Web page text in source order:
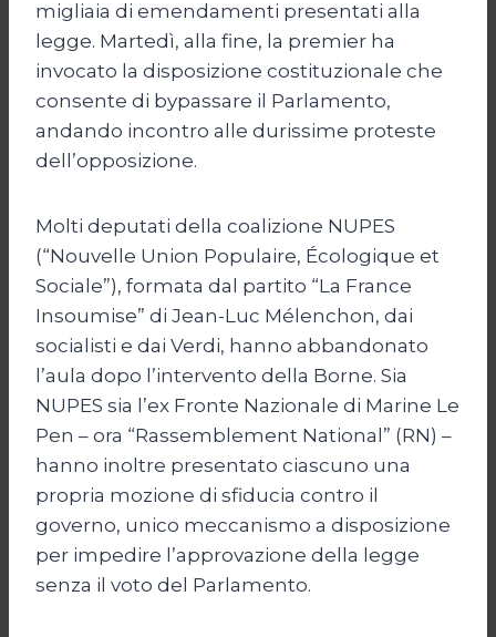
migliaia di emendamenti presentati alla
legge. Martedì, alla fine, la premier ha
invocato la disposizione costituzionale che
consente di bypassare il Parlamento,
andando incontro alle durissime proteste
dell’opposizione.
Molti deputati della coalizione NUPES
(“Nouvelle Union Populaire, Écologique et
Sociale”), formata dal partito “La France
Insoumise” di Jean-Luc Mélenchon, dai
socialisti e dai Verdi, hanno abbandonato
l’aula dopo l’intervento della Borne. Sia
NUPES sia l’ex Fronte Nazionale di Marine Le
Pen – ora “Rassemblement National” (RN) –
hanno inoltre presentato ciascuno una
propria mozione di sfiducia contro il
governo, unico meccanismo a disposizione
per impedire l’approvazione della legge
senza il voto del Parlamento.